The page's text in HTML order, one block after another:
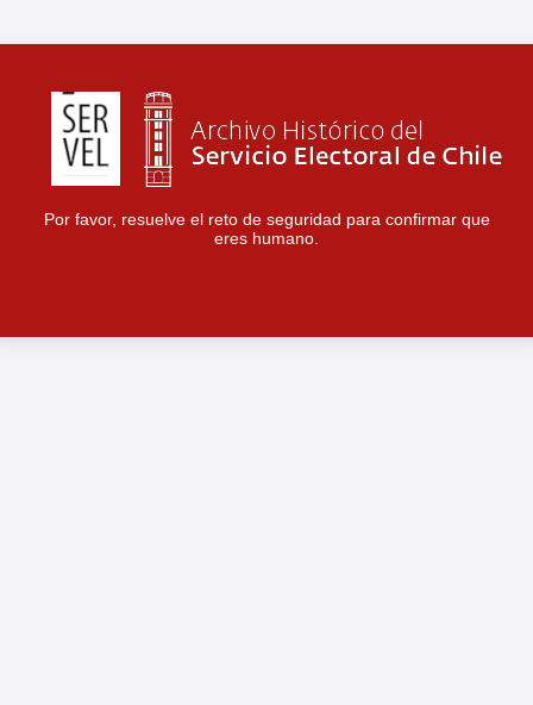
Por favor, resuelve el reto de seguridad para confirmar que
eres humano.